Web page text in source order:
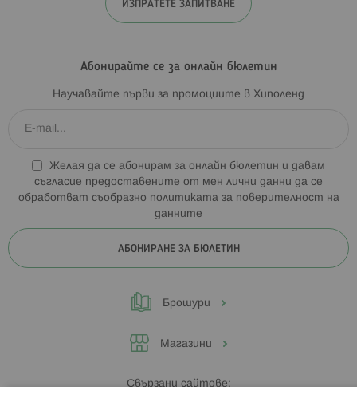
ИЗПРАТЕТЕ ЗАПИТВАНЕ
Абонирайте се за онлайн бюлетин
Научавайте първи за промоциите в Хиполенд
Желая да се абонирам за онлайн бюлетин и давам
съгласие предоставените от мен лични данни да се
обработват съобразно политиката за поверителност на
данните
АБОНИРАНЕ ЗА БЮЛЕТИН
Брошури
Магазини
Свързани сайтове: